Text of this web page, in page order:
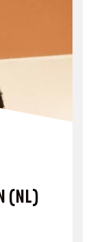
(NL)